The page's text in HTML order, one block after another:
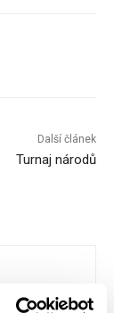
Další článek
Turnaj národů